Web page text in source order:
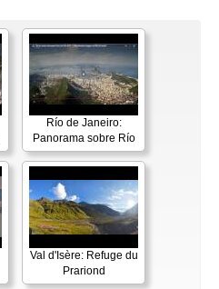
Río de Janeiro:
Panorama sobre Río
Val d'Isère: Refuge du
Prariond